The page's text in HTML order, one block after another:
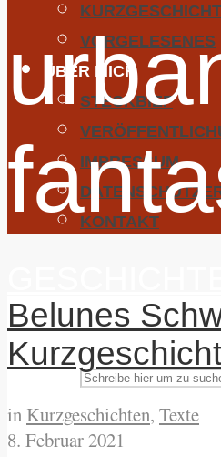
VORGELESENES
ÜBER MICH
STECKBIEF
IMPRESSUM
KONTAKT
JamesVermont
Belunes
in Kurzgeschichten, Texte
8. Februar 2021